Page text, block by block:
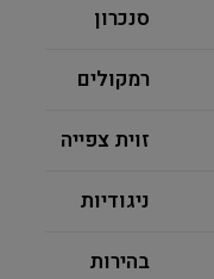
סנכרון
רמקולים
זוית צפייה
ניגודיות
בהירות